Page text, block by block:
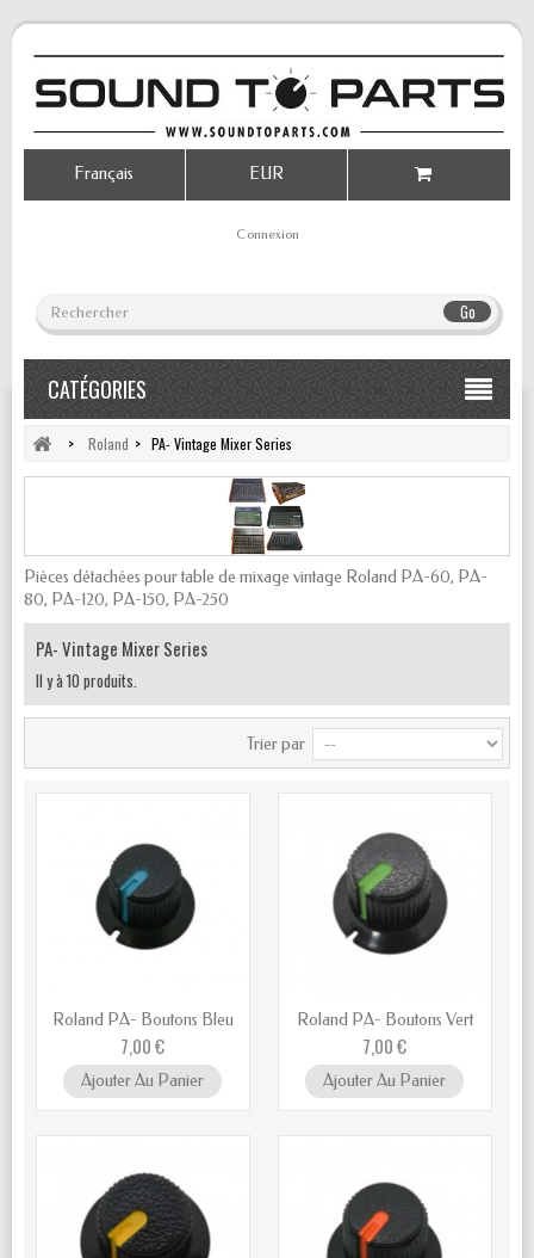
Go
Connexion
EUR
Français
CATÉGORIES
> Roland > PA- Vintage Mixer Series
Pièces détachées pour table de mixage vintage Roland PA-60, PA-
80, PA-120, PA-150, PA-250
PA- Vintage Mixer Series
Il y à 10 produits.
Trier par
Roland PA- Boutons Bleu
7,00 €
Ajouter Au Panier
Roland PA- Boutons Vert
7,00 €
Ajouter Au Panier